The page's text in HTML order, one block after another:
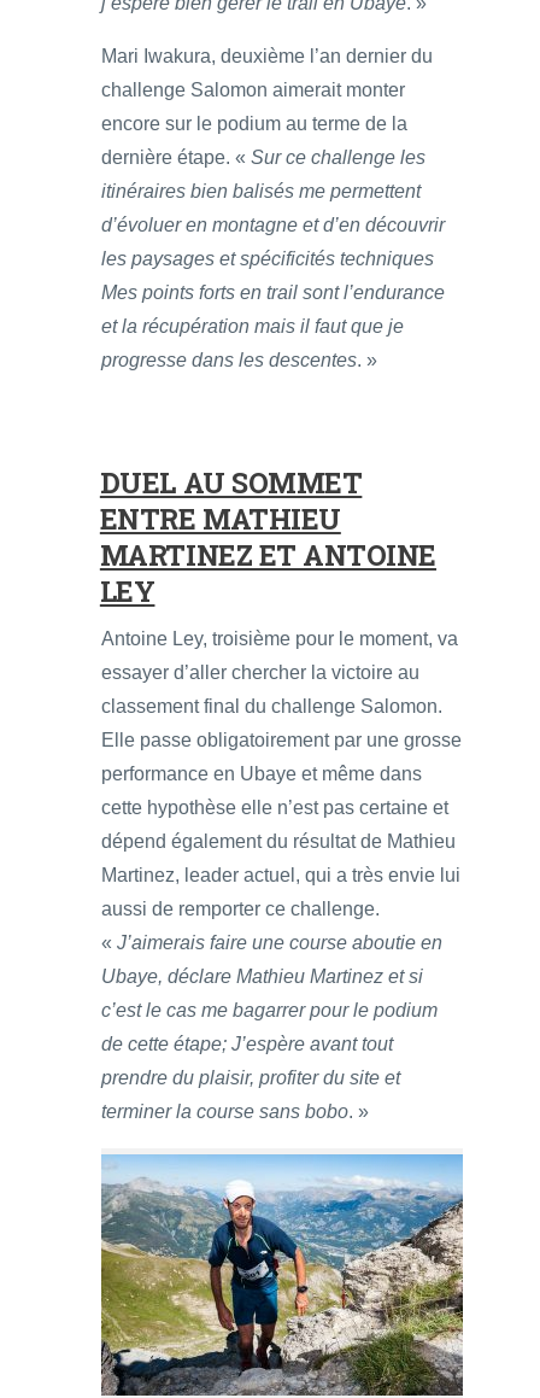
Mari Iwakura, deuxième l’an dernier du
challenge Salomon aimerait monter
encore sur le podium au terme de la
dernière étape. « Sur ce challenge les
itinéraires bien balisés me permettent
d’évoluer en montagne et d’en découvrir
les paysages et spécificités techniques
Mes points forts en trail sont l’endurance
et la récupération mais il faut que je
progresse dans les descentes. »
DUEL AU SOMMET
ENTRE MATHIEU
MARTINEZ ET ANTOINE
LEY
Antoine Ley, troisième pour le moment, va
essayer d’aller chercher la victoire au
classement final du challenge Salomon.
Elle passe obligatoirement par une grosse
performance en Ubaye et même dans
cette hypothèse elle n’est pas certaine et
dépend également du résultat de Mathieu
Martinez, leader actuel, qui a très envie lui
aussi de remporter ce challenge.
« J’aimerais faire une course aboutie en
Ubaye, déclare Mathieu Martinez et si
c’est le cas me bagarrer pour le podium
de cette étape; J’espère avant tout
prendre du plaisir, profiter du site et
terminer la course sans bobo. »